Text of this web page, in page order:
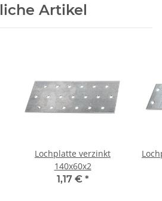
Artikel
Lochplatte verzinkt
140x60x2
1,17 € *